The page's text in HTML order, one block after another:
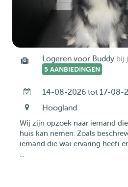
Logeren voor Buddy bij
5 AANBIEDINGEN
14-08-2026 tot 17-08-
Hoogland
Wij zijn opzoek naar iemand
huis kan nemen. Zoals
iemand die wat ervaring heeft
...